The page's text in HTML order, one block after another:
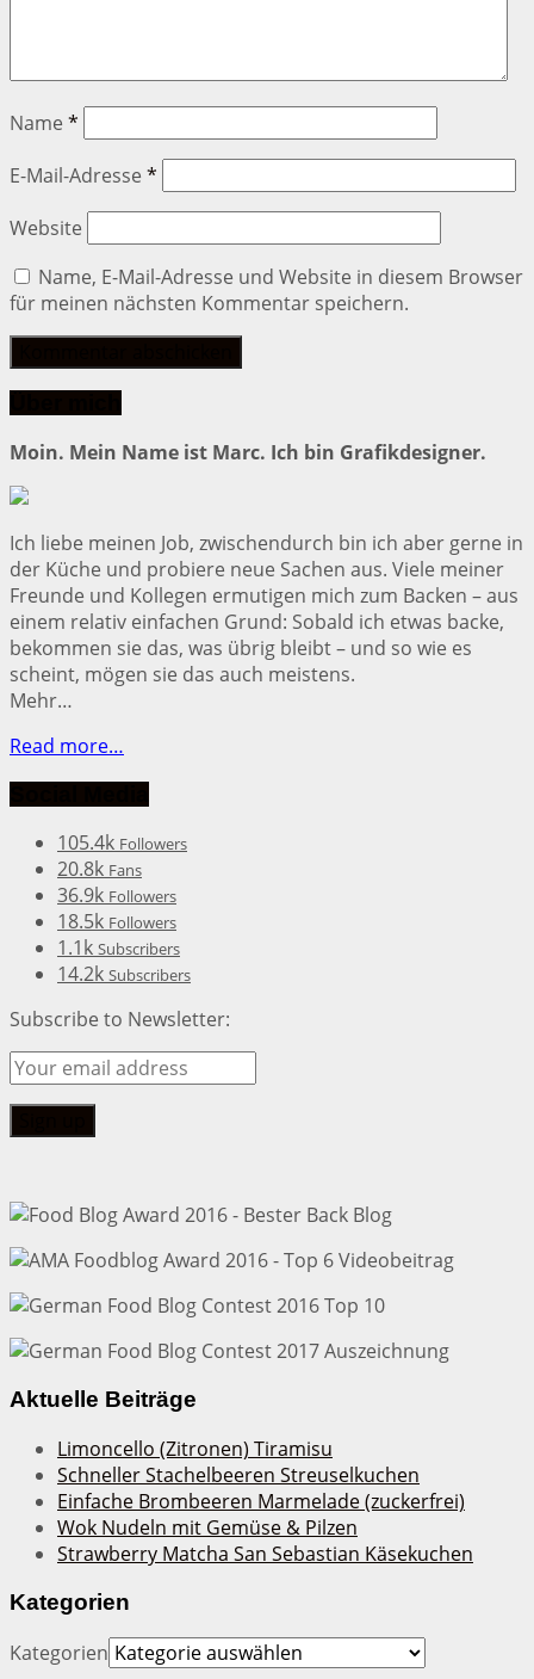
Name *
E-Mail-Adresse *
Website
Name, E-Mail-Adresse und Website in diesem Browser
für meinen nächsten Kommentar speichern.
Moin. Mein Name ist Marc. Ich bin Grafikdesigner.
Ich liebe meinen Job, zwischendurch bin ich aber gerne in
der Küche und probiere neue Sachen aus. Viele meiner
Freunde und Kollegen ermutigen mich zum Backen – aus
einem relativ einfachen Grund: Sobald ich etwas backe,
bekommen sie das, was übrig bleibt – und so wie es
scheint, mögen sie das auch meistens.
Mehr…
Read more…
105.4k Followers
20.8k Fans
36.9k Followers
18.5k Followers
1.1k Subscribers
14.2k Subscribers
Subscribe to Newsletter:
Aktuelle Beiträge
Limoncello (Zitronen) Tiramisu
Schneller Stachelbeeren Streuselkuchen
Einfache Brombeeren Marmelade (zuckerfrei)
Wok Nudeln mit Gemüse & Pilzen
Strawberry Matcha San Sebastian Käsekuchen
Kategorien
Kategorien